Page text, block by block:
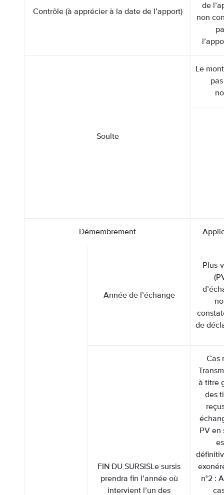
Contrôle (à apprécier à la date de l’apport)
de
non
Soulte
Le
Démembrement
Année de l’échange
Plus-
de
FIN DU SURSISLe sursis
prendra fin l’année où
intervient l’un des
Cas
à titre
des
PV en
n°2 :